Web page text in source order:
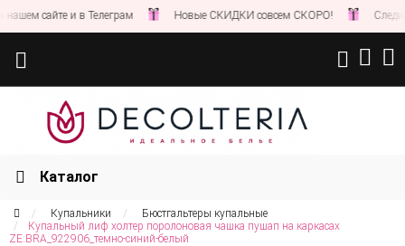
сайте и в Телеграм Новые СКИДКИ совсем СКОРО! Следите
Каталог
Купальники
Бюстгальтеры купальные
Купальный лиф холтер поролоновая чашка пушап на каркасах
ZE:BRA_922906_темно-синий-белый